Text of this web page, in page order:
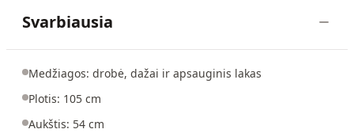
Svarbiausia
Medžiagos: drobė, dažai ir apsauginis lakas
Plotis: 105 cm
Aukštis: 54 cm